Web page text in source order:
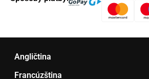
Angličtina
Francúzština